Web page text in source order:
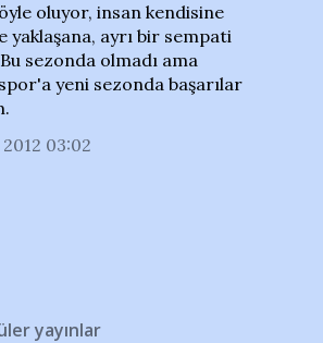
oluyor, insan kendisine
yaklaşana, ayrı bir sempati
sezonda olmadı ama
yeni sezonda başarılar
2012 03:02
yayınlar